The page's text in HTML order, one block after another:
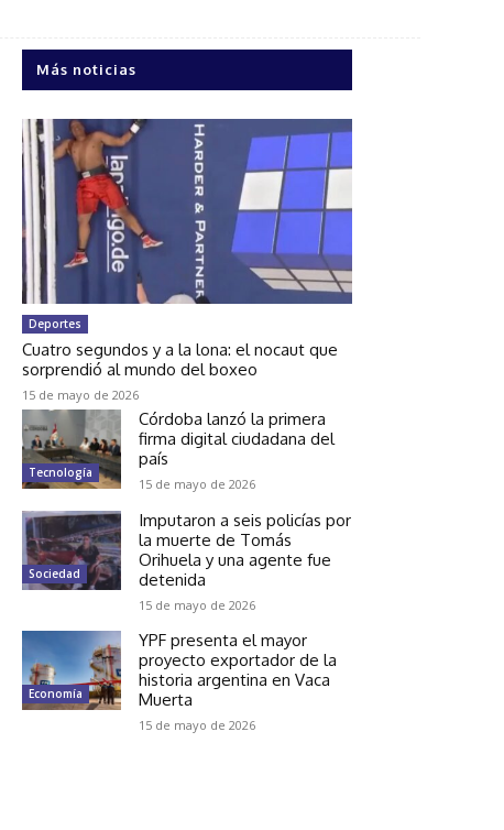
Más noticias
Deportes
Cuatro segundos y a la lona: el nocaut que
sorprendió al mundo del boxeo
15 de mayo de 2026
Tecnología
Córdoba lanzó la primera
firma digital ciudadana del
país
15 de mayo de 2026
Sociedad
Imputaron a seis policías por
la muerte de Tomás
Orihuela y una agente fue
detenida
15 de mayo de 2026
Economía
YPF presenta el mayor
proyecto exportador de la
historia argentina en Vaca
Muerta
15 de mayo de 2026